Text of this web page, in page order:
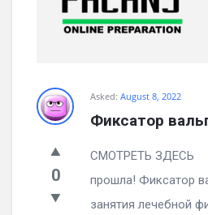
Billion
Essays
Latest
Questions
Asked: August 8, 2022
Фиксатор
0
прошла! Фиксатор
занятия лечебной